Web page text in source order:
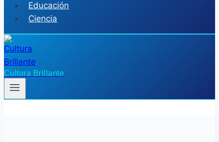
Educación
Ciencia
Cultura Brillante